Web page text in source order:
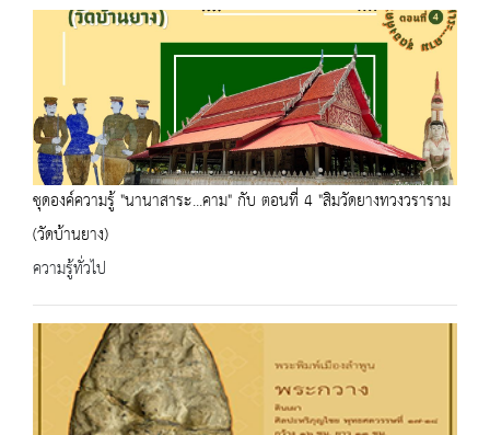
ชุดองค์ความรู้ "นานาสาระ...คาม" กับ ตอนที่ 4 "สิมวัดยางทวงวราราม
(วัดบ้านยาง)
ความรู้ทั่วไป